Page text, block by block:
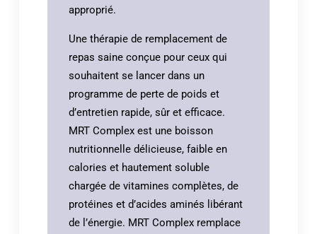
approprié.
Une thérapie de remplacement de
repas saine conçue pour ceux qui
souhaitent se lancer dans un
programme de perte de poids et
d’entretien rapide, sûr et efficace.
MRT Complex est une boisson
nutritionnelle délicieuse, faible en
calories et hautement soluble
chargée de vitamines complètes, de
protéines et d’acides aminés libérant
de l’énergie. MRT Complex remplace